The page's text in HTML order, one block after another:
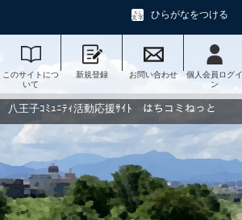
ひらがなをつける
このサイトにつ
いて
新規登録 お問い合わせ
個人会員ログイ
ン
八王子ｺﾐｭﾆﾃｨ活動応援ｻｲﾄ はちコミねっと